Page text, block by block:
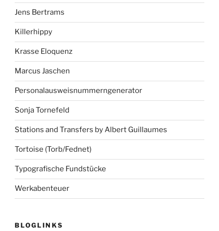
Jens Bertrams
Killerhippy
Krasse Eloquenz
Marcus Jaschen
Personalausweisnummerngenerator
Sonja Tornefeld
Stations and Transfers by Albert Guillaumes
Tortoise (Torb/Fednet)
Typografische Fundstücke
Werkabenteuer
BLOGLINKS